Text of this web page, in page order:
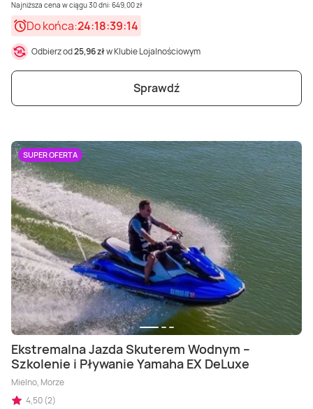
Najniższa cena w ciągu 30 dni: 649,00 zł
Do końca:24:18:39:12
Odbierz od25,96 złw Klubie Lojalnościowym
Sprawdź
SUPER OFERTA
Ekstremalna Jazda Skuterem Wodnym –
Szkolenie i Pływanie Yamaha EX DeLuxe
Mielno, Morze
4,50 (2)